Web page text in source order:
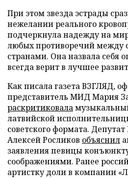
При этом звезда эстрады
нежелании реального
подчеркнула надежду на
любых противоречий между
странами. Она назвала себя
всегда верит в лучшее
Как писала газета ВЗГЛЯД,
представитель МИД Мария
раскритиковала
латвийской
советского формата.
Алексей Росликов объяснил
заявления певицы
соображениями. Ранее
артистку доли в компании